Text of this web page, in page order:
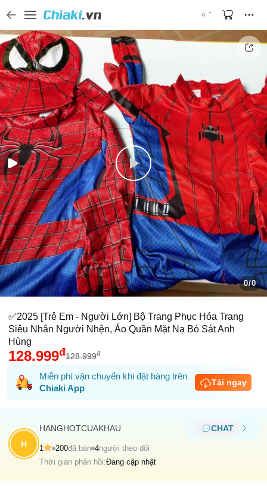
0/0
✅2025 [Trẻ Em - Người Lớn] Bộ Trang Phục Hóa Trang
Siêu Nhân Người Nhện, Áo Quần Mặt Nạ Bó Sát Anh
Hùng
128.999đ128.999đ
Miễn phí vận chuyển khi đặt hàng trên
Chiaki App
Tải ngay
H
HANGHOTCUAKHAU CHAT
1 200đã bán 4người theo dõi
Thời gian phản hồi:Đang cập nhật